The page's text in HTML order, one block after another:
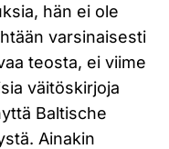
hän ei ole
varsinaisesti
teosta, ei viime
väitöskirjoja
Baltische
Ainakin